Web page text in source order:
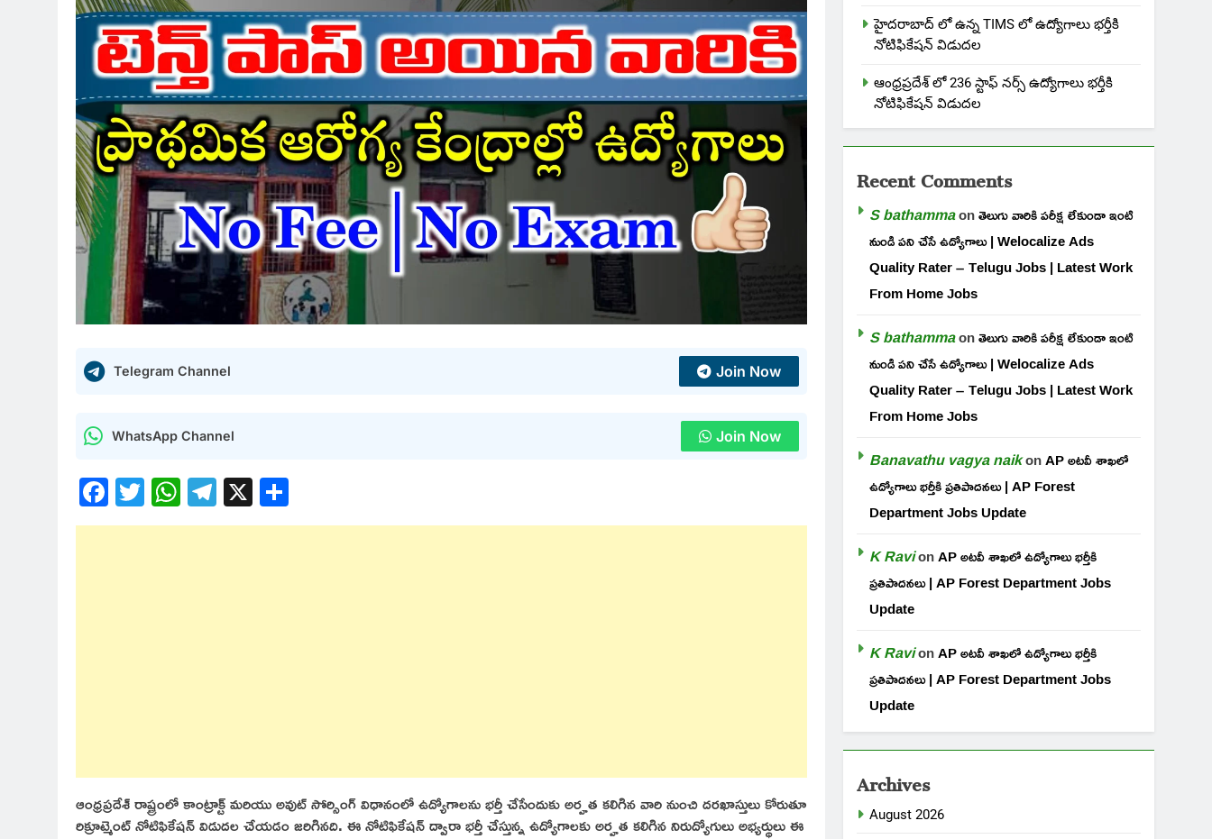
Telegram Channel Join Now
WhatsApp Channel Join Now
Facebook
Twitter
WhatsApp
Telegram
X
ఆంధ్రప్రదేశ్ రాష్ట్రంలో కాంట్రాక్ట్ మరియు అవుట్ సోర్సింగ్ విధానంలో ఉద్యోగాలను భర్తీ చేసేందుకు అర్హత కలిగిన వారి నుంచి దరఖాస్తులు కోరుతూ
రిక్రూట్మెంట్ నోటిఫికేషన్ విడుదల చేయడం జరిగినది. ఈ నోటిఫికేషన్ ద్వారా భర్తీ చేస్తున్న ఉద్యోగాలకు అర్హత కలిగిన నిరుద్యోగులు అభ్యర్థులు ఈ
హైదరాబాద్ లో ఉన్న TIMS లో ఉద్యోగాలు భర్తీకి
నోటిఫికేషన్ విడుదల
ఆంధ్రప్రదేశ్ లో 236 స్టాఫ్ నర్స్ ఉద్యోగాలు భర్తీకి
నోటిఫికేషన్ విడుదల
Recent Comments
S bathammaonతెలుగు వారికి పరీక్ష లేకుండా ఇంటి
నుండి పని చేసే ఉద్యోగాలు | Welocalize Ads
Quality Rater – Telugu Jobs | Latest Work
From Home Jobs
S bathammaonతెలుగు వారికి పరీక్ష లేకుండా ఇంటి
నుండి పని చేసే ఉద్యోగాలు | Welocalize Ads
Quality Rater – Telugu Jobs | Latest Work
From Home Jobs
Banavathu vagya naikonAP అటవీ శాఖలో
ఉద్యోగాలు భర్తీకి ప్రతిపాదనలు | AP Forest
Department Jobs Update
K RavionAP అటవీ శాఖలో ఉద్యోగాలు భర్తీకి
ప్రతిపాదనలు | AP Forest Department Jobs
Update
K RavionAP అటవీ శాఖలో ఉద్యోగాలు భర్తీకి
ప్రతిపాదనలు | AP Forest Department Jobs
Update
Archives
August 2026